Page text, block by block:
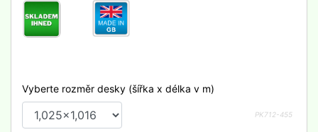
Vyberte rozměr desky (šířka x délka v m)
PK712-455